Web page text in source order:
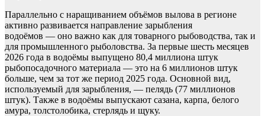
Параллельно с наращиванием объёмов вылова в регионе
активно развивается направление зарыбления
водоёмов — оно важно как для товарного рыбоводства, так и
для промышленного рыболовства. За первые шесть месяцев
2026 года в водоёмы выпущено 80,4 миллиона штук
рыбопосадочного материала — это на 6 миллионов штук
больше, чем за тот же период 2025 года. Основной вид,
используемый для зарыбления, — пелядь (77 миллионов
штук). Также в водоёмы выпускают сазана, карпа, белого
амура, толстолобика, стерлядь и щуку.